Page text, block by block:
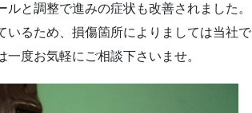
と調整で進みの症状も改善されました。
いるため、損傷箇所によりましては当社で
度お気軽にご相談下さいませ。